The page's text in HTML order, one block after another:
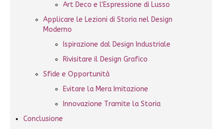
Art Deco e l'Espressione di Lusso
Applicare le Lezioni di Storia nel Design
Moderno
Ispirazione dal Design Industriale
Rivisitare il Design Grafico
Sfide e Opportunità
Evitare la Mera Imitazione
Innovazione Tramite la Storia
Conclusione